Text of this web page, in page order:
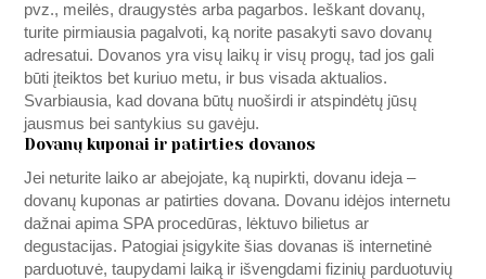
pvz., meilės, draugystės arba pagarbos. Ieškant dovanų,
turite pirmiausia pagalvoti, ką norite pasakyti savo dovanų
adresatui. Dovanos yra visų laikų ir visų progų, tad jos gali
būti įteiktos bet kuriuo metu, ir bus visada aktualios.
Svarbiausia, kad dovana būtų nuoširdi ir atspindėtų jūsų
jausmus bei santykius su gavėju.
Dovanų kuponai ir patirties dovanos
Jei neturite laiko ar abejojate, ką nupirkti, dovanu ideja –
dovanų kuponas ar patirties dovana. Dovanu idėjos internetu
dažnai apima SPA procedūras, lėktuvo bilietus ar
degustacijas. Patogiai įsigykite šias dovanas iš internetinė
parduotuvė, taupydami laiką ir išvengdami fizinių parduotuvių